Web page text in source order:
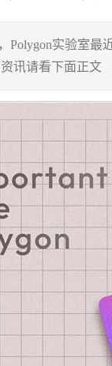
实验室最
讯请看下面正文